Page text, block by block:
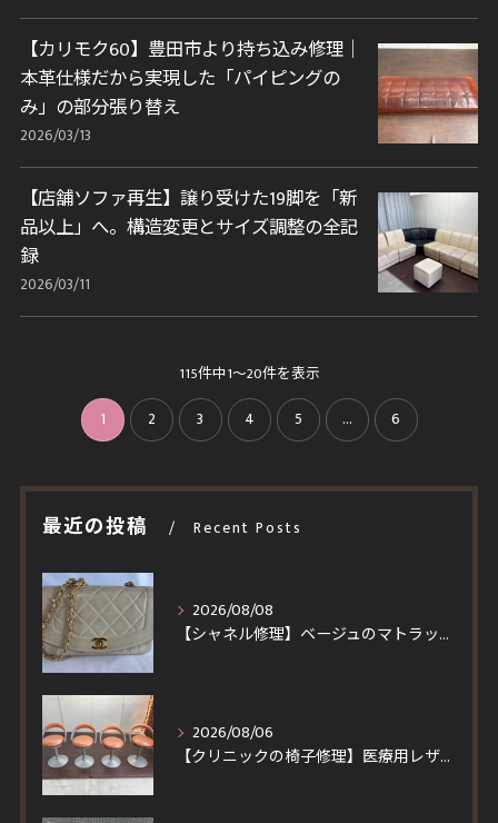
【カリモク60】豊田市より持ち込み修理｜
本革仕様だから実現した「パイピングの
み」の部分張り替え
2026/03/13
【店舗ソファ再生】譲り受けた19脚を「新
品以上」へ。構造変更とサイズ調整の全記
録
2026/03/11
115件中1～20件を表示
1 2 3 4 5 ... 6
最近の投稿 Recent Posts
2026/08/08
【シャネル修理】ベージュのマトラッセを黒ずみ除去＆染め直し！ラムスキンの質感を活かす修復とスピード施工事例
2026/08/06
【クリニックの椅子修理】医療用レザーへ張り替え！買い替えより安くイトーキ回転チェア4脚を即日対応